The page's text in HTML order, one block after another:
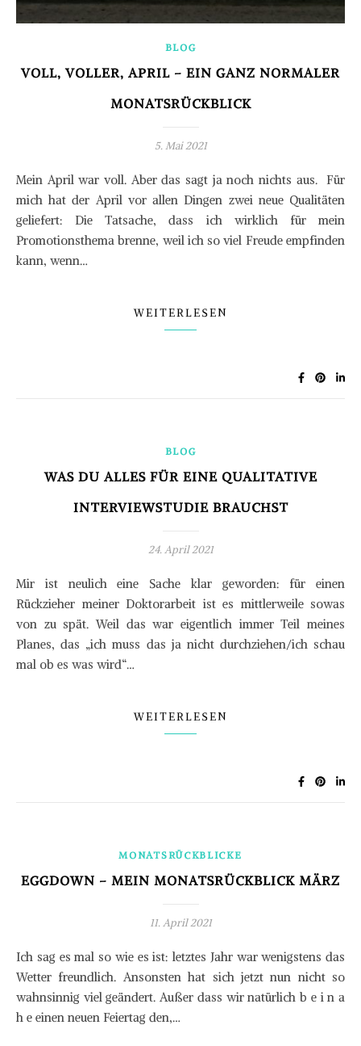
BLOG
VOLL, VOLLER, APRIL – EIN GANZ NORMALER
MONATSRÜCKBLICK
5. Mai 2021
Mein April war voll. Aber das sagt ja noch nichts aus. Für
mich hat der April vor allen Dingen zwei neue Qualitäten
geliefert: Die Tatsache, dass ich wirklich für mein
Promotionsthema brenne, weil ich so viel Freude empfinden
kann, wenn…
WEITERLESEN
BLOG
WAS DU ALLES FÜR EINE QUALITATIVE
INTERVIEWSTUDIE BRAUCHST
24. April 2021
Mir ist neulich eine Sache klar geworden: für einen
Rückzieher meiner Doktorarbeit ist es mittlerweile sowas
von zu spät. Weil das war eigentlich immer Teil meines
Planes, das „ich muss das ja nicht durchziehen/ich schau
mal ob es was wird“…
WEITERLESEN
MONATSRÜCKBLICKE
EGGDOWN – MEIN MONATSRÜCKBLICK MÄRZ
11. April 2021
Ich sag es mal so wie es ist: letztes Jahr war wenigstens das
Wetter freundlich. Ansonsten hat sich jetzt nun nicht so
wahnsinnig viel geändert. Außer dass wir natürlich b e i n a
h e einen neuen Feiertag den,…